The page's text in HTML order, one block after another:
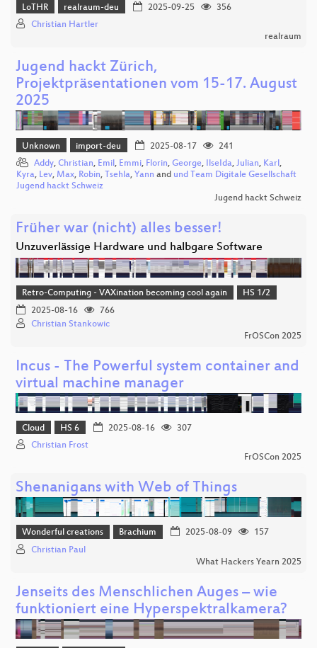
LoTHR realraum-deu 2025-09-25
356
Christian Hartler
realraum
Jugend hackt Zürich,
Projektpräsentationen vom 15-17. August
2025
Unknown import-deu 2025-08-17
241
Addy, Christian, Emil, Emmi, Florin, George, IlseIda, Julian, Karl,
Kyra, Lev, Max, Robin, Tsehla, Yann and und Team Digitale Gesellschaft
Jugend hackt Schweiz
Jugend hackt Schweiz
Früher war (nicht) alles besser!
Unzuverlässige Hardware und halbgare Software
Retro-Computing - VAXination becoming cool again
HS 1/2
2025-08-16
766
Christian Stankowic
FrOSCon 2025
Incus - The Powerful system container and
virtual machine manager
Cloud HS 6 2025-08-16
307
Christian Frost
FrOSCon 2025
Shenanigans with Web of Things
Wonderful creations Brachium 2025-08-09
157
Christian Paul
What Hackers Yearn 2025
Jenseits des Menschlichen Auges – wie
funktioniert eine Hyperspektralkamera?